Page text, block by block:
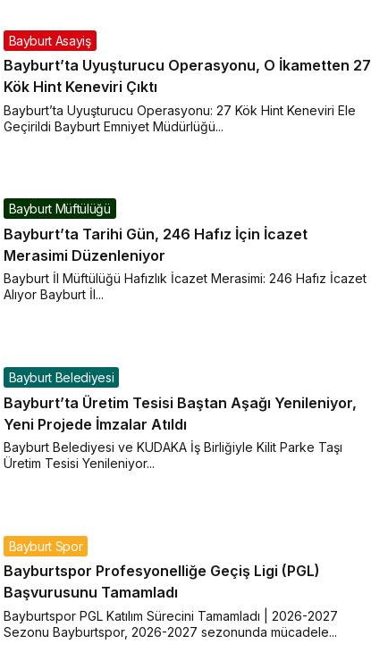
Bayburt Asayiş
Bayburt’ta Uyuşturucu Operasyonu, O İkametten 27
Kök Hint Keneviri Çıktı
Bayburt’ta Uyuşturucu Operasyonu: 27 Kök Hint Keneviri Ele
Geçirildi Bayburt Emniyet Müdürlüğü...
Bayburt Müftülüğü
Bayburt’ta Tarihi Gün, 246 Hafız İçin İcazet
Merasimi Düzenleniyor
Bayburt İl Müftülüğü Hafızlık İcazet Merasimi: 246 Hafız İcazet
Alıyor Bayburt İl...
Bayburt Belediyesi
Bayburt’ta Üretim Tesisi Baştan Aşağı Yenileniyor,
Yeni Projede İmzalar Atıldı
Bayburt Belediyesi ve KUDAKA İş Birliğiyle Kilit Parke Taşı
Üretim Tesisi Yenileniyor...
Bayburt Spor
Bayburtspor Profesyonelliğe Geçiş Ligi (PGL)
Başvurusunu Tamamladı
Bayburtspor PGL Katılım Sürecini Tamamladı | 2026-2027
Sezonu Bayburtspor, 2026-2027 sezonunda mücadele...